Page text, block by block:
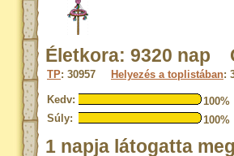
Életkora: 9320 nap
TP: 30957 Helyezés a toplistában:
Kedv:
100%
Súly:
100%
1 napja látogatta